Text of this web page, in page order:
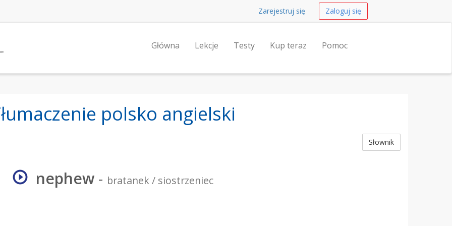
Zarejestruj się Zaloguj się
Główna Lekcje Testy Kup teraz Pomoc
polsko angielski
Słownik
nephew - bratanek / siostrzeniec